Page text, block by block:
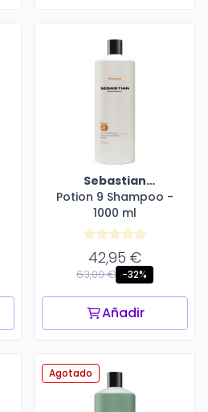
Sebastian
Professional
Potion 9 Shampoo -
1000 ml
42,95 €
63,00 € -32%
Añadir
Agotado